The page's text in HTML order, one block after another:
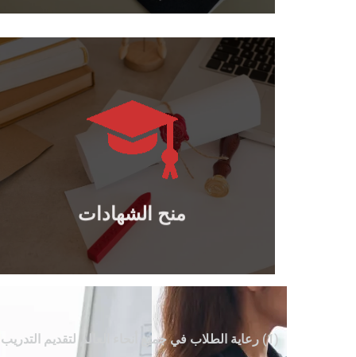
منح الشهادات
منح الشهادات
منح الدكتوراه والماجستير والبكالوريوس
والدبلومات المهنية الدولية..
يتعلم أكثر
(1) رعاية الطلاب في جميع أنحاء العالم لتقديم التدريب بعد التخرج